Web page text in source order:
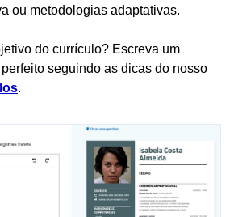
ou metodologias adaptativas.
do currículo? Escreva um
seguindo as dicas do nosso
.